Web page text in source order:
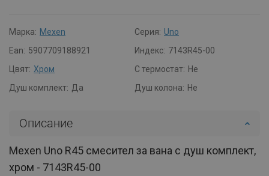
Марка: Mexen Серия: Uno
Ean: 5907709188921 Индекс: 7143R45-00
Цвят: Хром С термостат: Не
Душ комплект: Да Душ колона: Не
Описание
Mexen Uno R45 смесител за вана с душ комплект,
хром - 7143R45-00